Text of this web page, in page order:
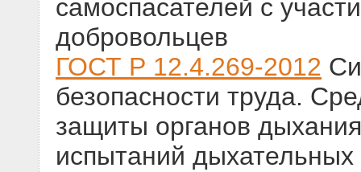
самоспасателей с
добровольцев
ГОСТ Р 12.4.269-2012
безопасности труда.
защиты органов
испытаний дыхательных